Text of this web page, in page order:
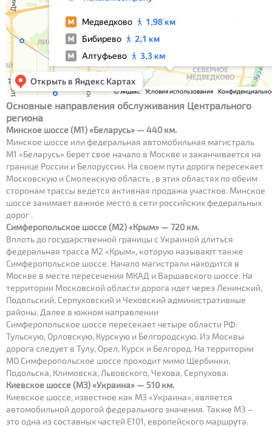
Основные направления обслуживания Центрального
региона
Минское шоссе (М1) «Беларусь» — 440 км.
Минское шоссе или федеральная автомобильная магистраль
М1 «Беларусь» берет свое начало в Москве и заканчивается на
границе России и Белоруссии. На своем пути дорога пересекает
Московскую и Смоленскую область , в этих областях по обеим
сторонам трассы ведется активная продажа участков. Минское
шоссе занимает важное место в сети российских федеральных
дорог .
Симферопольское шоссе (М2) «Крым» — 720 км.
Вплоть до государственной границы с Украиной длиться
федеральная трасса М2 «Крым», которую называют также
Симферопольское шоссе. Начало магистрали находится в
Москве в месте пересечения МКАД и Варшавского шоссе. На
территории Московской области дорога идет через Ленинский,
Подольский, Серпуховский и Чеховский административные
районы. Далее в южном направлении
Симферопольское шоссе пересекает четыре области РФ:
Тульскую, Орловскую, Курскую и Белгородскую. Из Москвы
дорога следует в Тулу, Орел, Курск и Белгород. На территории
МО Симферопольское шоссе проходит мимо Щербинки,
Подольска, Климовска, Львовского, Чехова, Серпухова.
Киевское шоссе (М3) «Украина» — 510 км.
Киевское шоссе, известное как М3 «Украина», является
автомобильной дорогой федерального значения. Также М3 –
это одна из составных частей Е101, европейского маршрута.